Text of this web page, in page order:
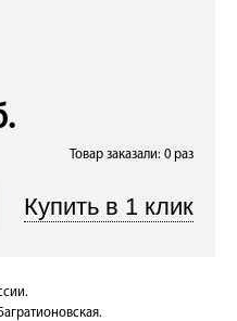
Товар заказали: 0 раз